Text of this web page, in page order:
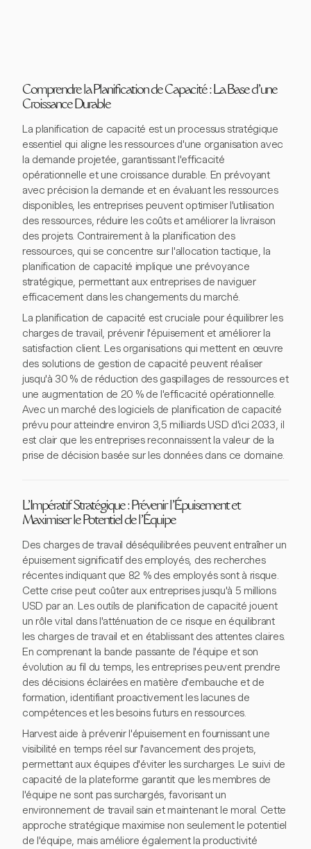
Comprendre la Planification de Capacité : La Base d'une
Croissance Durable
La planification de capacité est un processus stratégique
essentiel qui aligne les ressources d'une organisation avec
la demande projetée, garantissant l'efficacité
opérationnelle et une croissance durable. En prévoyant
avec précision la demande et en évaluant les ressources
disponibles, les entreprises peuvent optimiser l'utilisation
des ressources, réduire les coûts et améliorer la livraison
des projets. Contrairement à la planification des
ressources, qui se concentre sur l'allocation tactique, la
planification de capacité implique une prévoyance
stratégique, permettant aux entreprises de naviguer
efficacement dans les changements du marché.
La planification de capacité est cruciale pour équilibrer les
charges de travail, prévenir l'épuisement et améliorer la
satisfaction client. Les organisations qui mettent en œuvre
des solutions de gestion de capacité peuvent réaliser
jusqu'à 30 % de réduction des gaspillages de ressources et
une augmentation de 20 % de l'efficacité opérationnelle.
Avec un marché des logiciels de planification de capacité
prévu pour atteindre environ 3,5 milliards USD d'ici 2033, il
est clair que les entreprises reconnaissent la valeur de la
prise de décision basée sur les données dans ce domaine.
L'Impératif Stratégique : Prévenir l'Épuisement et
Maximiser le Potentiel de l'Équipe
Des charges de travail déséquilibrées peuvent entraîner un
épuisement significatif des employés, des recherches
récentes indiquant que 82 % des employés sont à risque.
Cette crise peut coûter aux entreprises jusqu'à 5 millions
USD par an. Les outils de planification de capacité jouent
un rôle vital dans l'atténuation de ce risque en équilibrant
les charges de travail et en établissant des attentes claires.
En comprenant la bande passante de l'équipe et son
évolution au fil du temps, les entreprises peuvent prendre
des décisions éclairées en matière d'embauche et de
formation, identifiant proactivement les lacunes de
compétences et les besoins futurs en ressources.
Harvest aide à prévenir l'épuisement en fournissant une
visibilité en temps réel sur l'avancement des projets,
permettant aux équipes d'éviter les surcharges. Le suivi de
capacité de la plateforme garantit que les membres de
l'équipe ne sont pas surchargés, favorisant un
environnement de travail sain et maintenant le moral. Cette
approche stratégique maximise non seulement le potentiel
de l'équipe, mais améliore également la productivité